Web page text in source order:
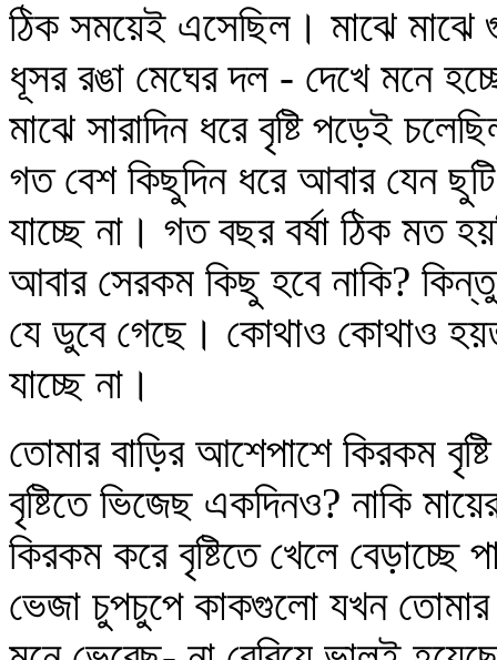
ঠিক সময়েই এসেছিল। মাঝে
ধূসর রঙা মেঘের দল - দেখে মনে
মাঝে সারাদিন ধরে বৃষ্টি পড়েই
গত বেশ কিছুদিন ধরে আবার যেন ছুটি
যাচ্ছে না। গত বছর বর্ষা ঠিক মত
আবার সেরকম কিছু হবে নাকি?
যে ডুবে গেছে। কোথাও কোথাও
যাচ্ছে না।
তোমার বাড়ির আশেপাশে কিরকম
বৃষ্টিতে ভিজেছ একদিনও? নাকি
কিরকম করে বৃষ্টিতে খেলে বেড়াচ্ছে
ভেজা চুপচুপে কাকগুলো যখন তোমার